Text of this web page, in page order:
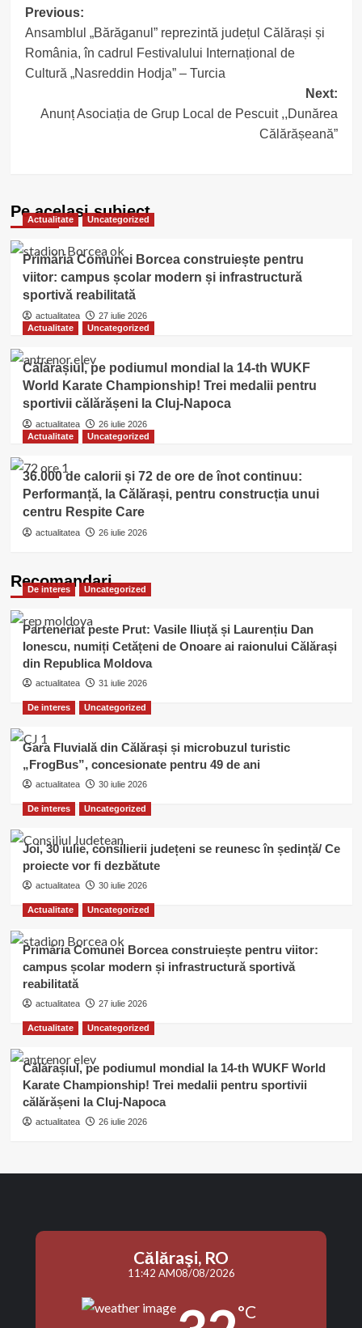
Post
navigation
Previous:
Ansamblul „Bărăganul” reprezintă județul Călărași și
România, în cadrul Festivalului Internațional de
Cultură „Nasreddin Hodja” – Turcia
Next:
Anunț Asociația de Grup Local de Pescuit ,,Dunărea
Călărășeană”
Pe acelasi subiect
Actualitate Uncategorized
Primăria Comunei Borcea construiește pentru
viitor: campus școlar modern și infrastructură
sportivă reabilitată
actualitatea
27 iulie 2026
Actualitate
Uncategorized
Călărașiul, pe podiumul mondial la 14-th WUKF
World Karate Championship! Trei medalii pentru
sportivii călărășeni la Cluj-Napoca
actualitatea
26 iulie 2026
Actualitate
Uncategorized
36.000 de calorii și 72 de ore de înot continuu:
Performanță, la Călărași, pentru construcția unui
centru Respite Care
actualitatea 26 iulie 2026
Recomandari
De interes Uncategorized
Parteneriat peste Prut: Vasile Iliuță și Laurențiu Dan
Ionescu, numiți Cetățeni de Onoare ai raionului Călărași
din Republica Moldova
actualitatea 31 iulie 2026
De interes Uncategorized
Gara Fluvială din Călărași și microbuzul turistic
„FrogBus”, concesionate pentru 49 de ani
actualitatea 30 iulie 2026
De interes Uncategorized
Joi, 30 iulie, consilierii județeni se reunesc în ședință/ Ce
proiecte vor fi dezbătute
actualitatea 30 iulie 2026
Actualitate Uncategorized
Primăria Comunei Borcea construiește pentru viitor:
campus școlar modern și infrastructură sportivă
reabilitată
actualitatea 27 iulie 2026
Actualitate Uncategorized
Călărașiul, pe podiumul mondial la 14-th WUKF World
Karate Championship! Trei medalii pentru sportivii
călărășeni la Cluj-Napoca
actualitatea 26 iulie 2026
Călăraşi, RO
11:42 AM08/08/2026
°C